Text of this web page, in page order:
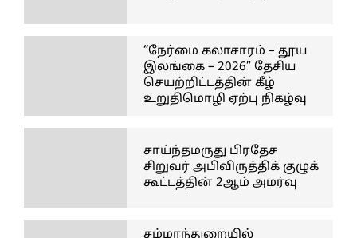
“நேர்மை கலாசாரம் – தூய
இலங்கை – 2026” தேசிய
செயற்றிட்டத்தின் கீழ்
உறுதிமொழி ஏற்பு நிகழ்வு
சாய்ந்தமருது பிரதேச
சிறுவர் அபிவிருத்திக் குழுக்
கூட்டத்தின் 2ஆம் அமர்வு